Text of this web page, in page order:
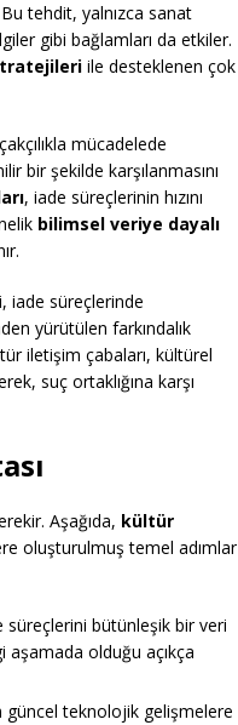
Bu tehdit, yalnızca sanat
gibi bağlamları da etkiler.
ile desteklenen çok
mücadelede
bir şekilde karşılanmasını
, iade süreçlerinin hızını
bilimsel veriye dayalı
iade süreçlerinde
yürütülen farkındalık
iletişim çabaları, kültürel
suç ortaklığına karşı
Aşağıda, kültür
oluşturulmuş temel adımlar
süreçlerini bütünleşik bir veri
olduğu açıkça
güncel teknolojik gelişmelere